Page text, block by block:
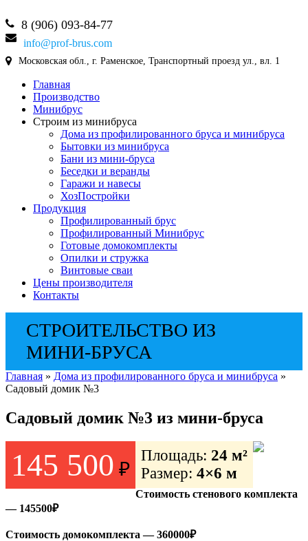
8 (906) 093-84-77
info@prof-brus.com
Московская обл., г. Раменское, Транспортный проезд ул., вл. 1
Главная
Производство
Минибрус
Строим из минибруса
Дома из профилированного бруса и минибруса
Бытовки из минибруса
Бани из мини-бруса
Беседки и веранды
Гаражи и навесы
ХозПостройки
Продукция
Профилированный брус
Профилированный Минибрус
Готовые домокомплекты
Опилки и стружка
Винтовые сваи
Цены производителя
Контакты
СТРОИТЕЛЬСТВО ИЗ
МИНИ-БРУСА
Главная » Дома из профилированного бруса и минибруса »
Садовый домик №3
Садовый домик №3 из мини-бруса
145 500 ₽
Площадь: 24 м²
Размер: 4×6 м
Стоимость стенового комплекта
— 145500₽
Стоимость домокомплекта — 360000₽